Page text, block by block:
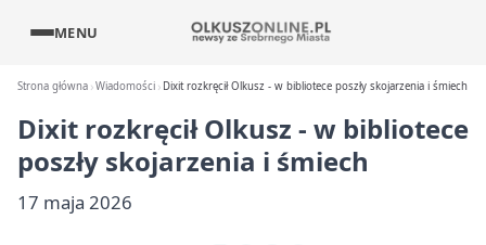
MENU
Strona główna Wiadomości Dixit rozkręcił Olkusz - w bibliotece poszły skojarzenia i śmiech
Dixit rozkręcił Olkusz - w bibliotece
poszły skojarzenia i śmiech
17 maja 2026